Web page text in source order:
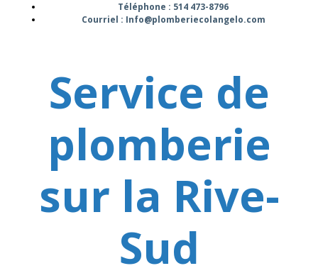
Téléphone : 514 473-8796
Courriel : Info@plomberiecolangelo.com
Service de
plomberie
sur la Rive-
Sud